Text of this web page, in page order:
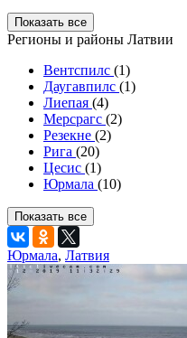
Показать все
Регионы и районы Латвии
Вентспилс (1)
Даугавпилс (1)
Лиепая (4)
Мерсрагс (2)
Резекне (2)
Рига (20)
Цесис (1)
Юрмала (10)
Показать все
Юрмала, Латвия